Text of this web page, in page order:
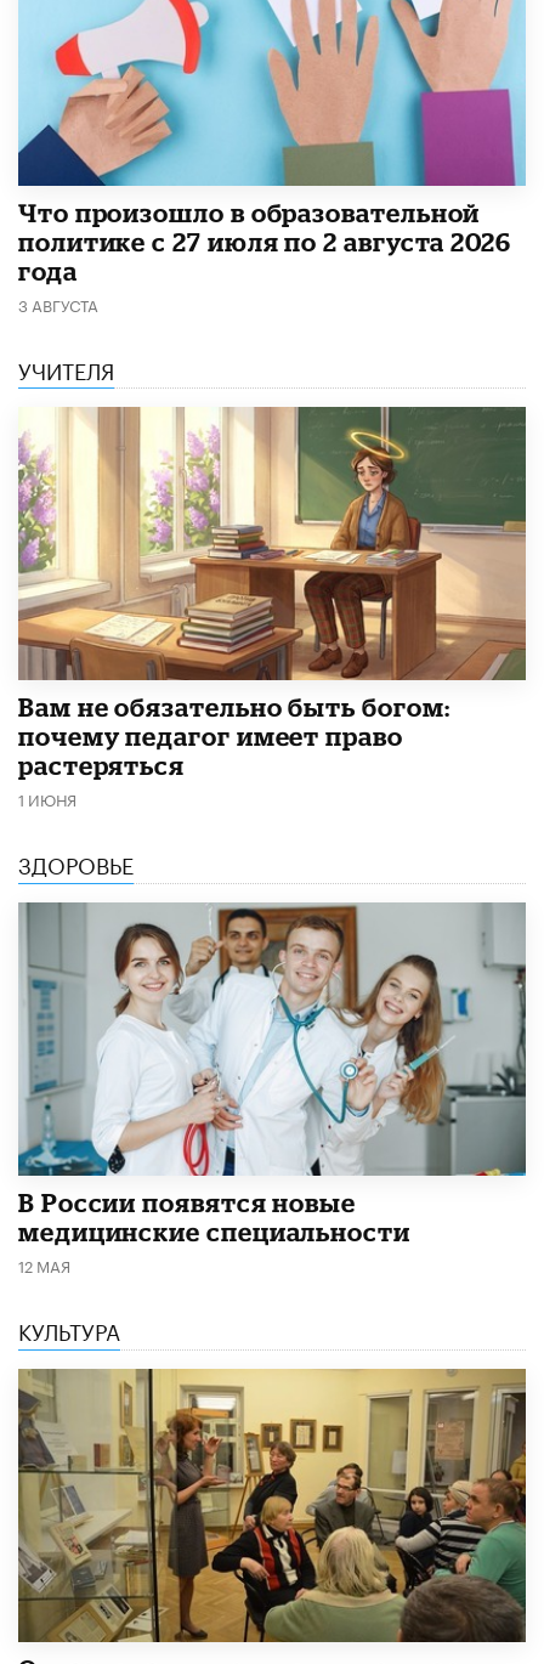
​Что произошло в образовательной
политике с 27 июля по 2 августа 2026
года
3 АВГУСТА
УЧИТЕЛЯ
​Вам не обязательно быть богом:
почему педагог имеет право
растеряться
1 ИЮНЯ
ЗДОРОВЬЕ
В России появятся новые
медицинские специальности
12 МАЯ
КУЛЬТУРА